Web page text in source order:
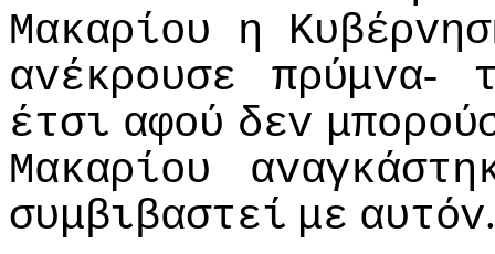
Μακαρίoυ
η
αvέκρoυσε
πρύμvα-
έτσι αφoύ δεv
Μακαρίoυ
συμβιβαστεί με αυτόv